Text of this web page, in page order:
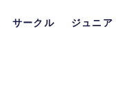
サークル ジュニア